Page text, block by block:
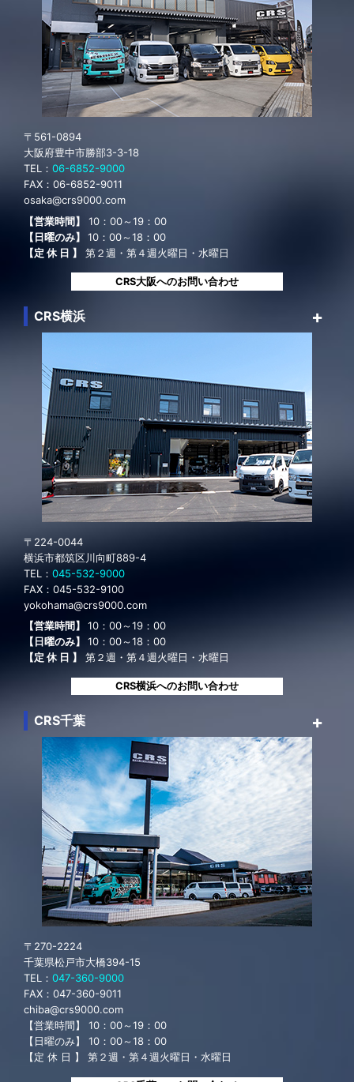
〒561-0894
大阪府豊中市勝部3-3-18
TEL： 06-6852-9000
FAX： 06-6852-9011
osaka@crs9000.com
【営業時間】
10：00～19：00
【日曜のみ】 10：00～18：00
【定 休 日 】
第２週・第４週火曜日・水曜日
CRS大阪へのお問い合わせ
CRS横浜
〒224-0044
横浜市都筑区川向町889-4
TEL： 045-532-9000
FAX： 045-532-9100
yokohama@crs9000.com
【営業時間】 10：00～19：00
【日曜のみ】 10：00～18：00
【定 休 日 】
第２週・第４週火曜日・水曜日
CRS横浜へのお問い合わせ
CRS千葉
〒270-2224
千葉県松戸市大橋394-15
TEL： 047-360-9000
FAX： 047-360-9011
chiba@crs9000.com
【営業時間】 10：00～19：00
【日曜のみ】 10：00～18：00
【定 休 日 】 第２週・第４週火曜日・水曜日